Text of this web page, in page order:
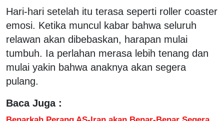
Hari-hari setelah itu terasa seperti roller coaster
emosi. Ketika muncul kabar bahwa seluruh
relawan akan dibebaskan, harapan mulai
tumbuh. Ia perlahan merasa lebih tenang dan
mulai yakin bahwa anaknya akan segera
pulang.
Baca Juga :